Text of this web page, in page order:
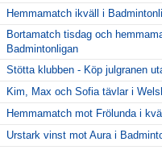
Hemmamatch ikväll i
Bortamatch tisdag och
Badmintonligan
Stötta klubben - Köp julgranen
Kim, Max och Sofia tävlar i
Hemmamatch mot Frölunda i kväll
Urstark vinst mot Aura i